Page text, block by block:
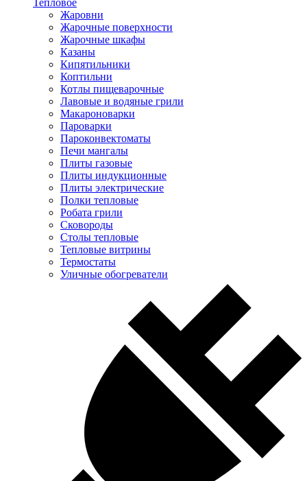
Тепловое
Жаровни
Жарочные поверхности
Жарочные шкафы
Казаны
Кипятильники
Коптильни
Котлы пищеварочные
Лавовые и водяные грили
Макароноварки
Пароварки
Пароконвектоматы
Печи мангалы
Плиты газовые
Плиты индукционные
Плиты электрические
Полки тепловые
Робата грили
Сковороды
Столы тепловые
Тепловые витрины
Термостаты
Уличные обогреватели